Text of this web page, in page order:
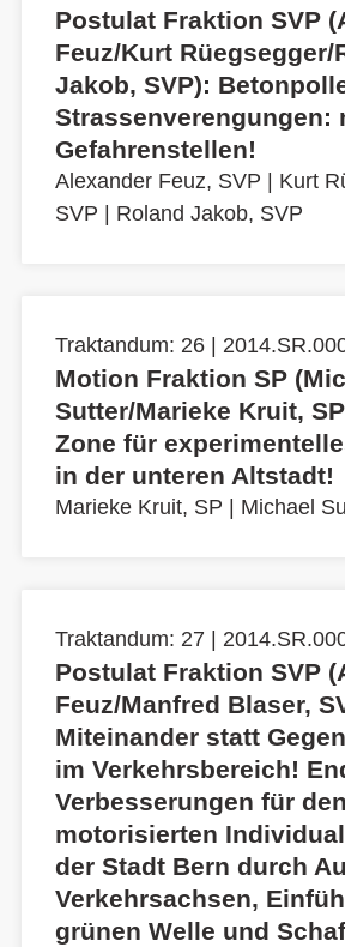
Postulat Fraktion SVP
Feuz/Kurt Rüegsegger/
Jakob, SVP):
Strassenverengungen:
Gefahrenstellen!
Alexander Feuz, SVP
Kurt
SVP
Roland Jakob, SVP
Traktandum: 26 |
Motion Fraktion SP
Sutter/Marieke Kruit,
Zone für
in der unteren Altstadt!
Marieke Kruit, SP Michael
Traktandum: 27 |
Postulat Fraktion SVP
Feuz/Manfred Blaser,
Miteinander statt
im Verkehrsbereich!
Verbesserungen für den
motorisierten
der Stadt Bern durch
Verkehrsachsen,
grünen Welle und